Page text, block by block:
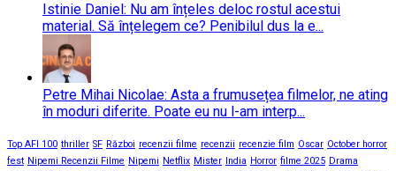
Istinie Daniel: Nu am înțeles deloc rostul acestui
material. Să înțelegem ce? Penibilul dus la e...
Petre Mihai Nicolae: Asta a frumusețea filmelor, ne ating
în moduri diferite. Poate eu nu l-am interp...
Top AFI 100 thriller SF Război recenzii filme recenzii recenzie film Oscar October horror
fest Nipemi Recenzii Filme Nipemi Netflix Mister India Horror filme 2025 Drama